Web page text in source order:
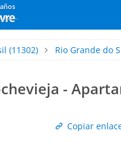
(11302) Rio Grande do
-
Copiar